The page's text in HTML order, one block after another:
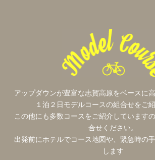
アップダウンが豊富な志賀高原をベースに
１泊２日モデルコースの組合せをご紹
この他にも多数コースをご紹介しています
合せください。
出発前にホテルでコース地図や、緊急時の
します